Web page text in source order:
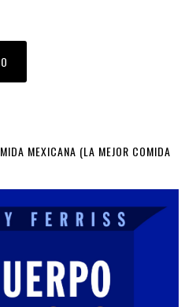
MEXICANA (LA MEJOR COMIDA